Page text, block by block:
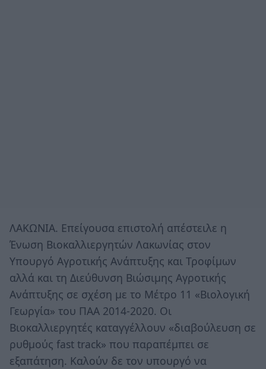
ΛΑΚΩΝΙΑ. Επείγουσα επιστολή απέστειλε η
Ένωση Βιοκαλλιεργητών Λακωνίας στον
Υπουργό Αγροτικής Ανάπτυξης και Τροφίμων
αλλά και τη Διεύθυνση Βιώσιμης Αγροτικής
Ανάπτυξης σε σχέση με το Μέτρο 11 «Βιολογική
Γεωργία» του ΠΑΑ 2014-2020. Οι
Βιοκαλλιεργητές καταγγέλλουν «διαβούλευση σε
ρυθμούς fast track» που παραπέμπει σε
εξαπάτηση. Καλούν δε τον υπουργό να